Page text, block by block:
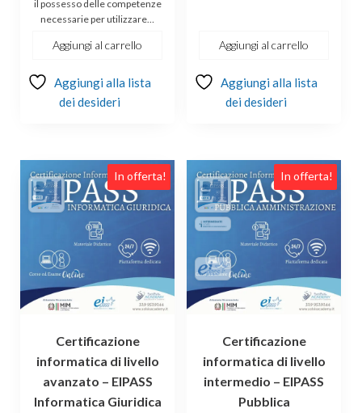
era:
€149.00.
è:
il possesso delle competenze
necessarie per utilizzare…
Aggiungi al carrello
Aggiungi alla lista
dei desideri
Aggiungi al carrello
Aggiungi alla lista
dei desideri
In offerta!
Certificazione
informatica di livello
avanzato – EIPASS
Informatica Giuridica
In offerta!
Certificazione
informatica di livello
intermedio – EIPASS
Pubblica